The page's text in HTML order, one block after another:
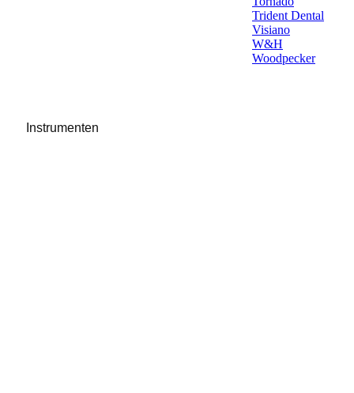
Trident Dental
Visiano
W&H
Woodpecker
Instrumenten